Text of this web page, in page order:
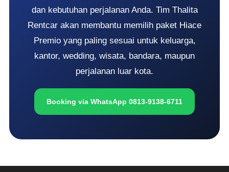
dan kebutuhan perjalanan Anda. Tim Thalita
Rentcar akan membantu memilih paket Hiace
Premio yang paling sesuai untuk keluarga,
kantor, wedding, wisata, bandara, maupun
perjalanan luar kota.
Booking via WhatsApp 0813-9138-6711